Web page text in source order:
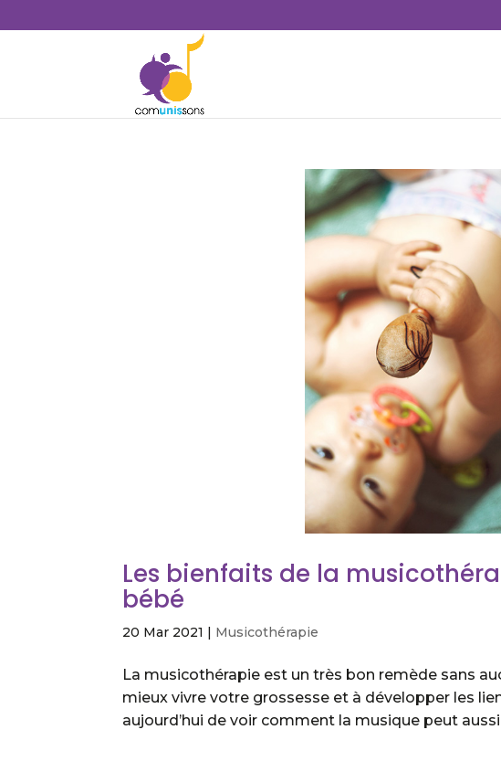
Les bienfaits de la
bébé
20 Mar 2021 | Musicothérapie
La musicothérapie est un très bon remède sans
mieux vivre votre grossesse et à développer les
aujourd’hui de voir comment la musique peut